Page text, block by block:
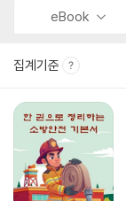
eBook
집계기준